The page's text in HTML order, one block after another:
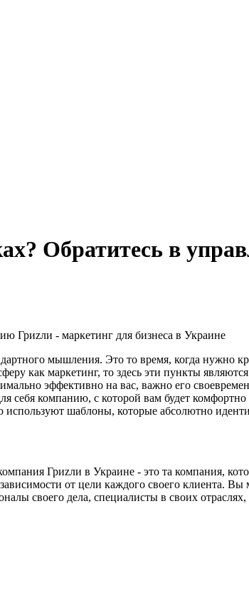
Обратитесь в
мышления. Это то время, когда нужно
как маркетинг, то здесь эти пункты
эффективно на вас, важно его
себя компанию, с которой вам будет
используют шаблоны, которые абсолютно
Гриzли в Украине - это та компания,
от цели каждого своего клиента.
своего дела, специалисты в своих